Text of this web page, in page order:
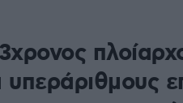
υπεράριθμους